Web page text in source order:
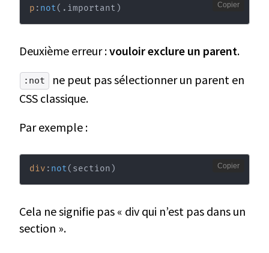
p : not( .important ) Copier
Deuxième erreur :vouloir exclure un parent.
:not
ne peut pas sélectionner un parent en
CSS classique.
Par exemple :
div : not( section ) Copier
Cela ne signifie pas « div qui n’est pas dans un
section ».